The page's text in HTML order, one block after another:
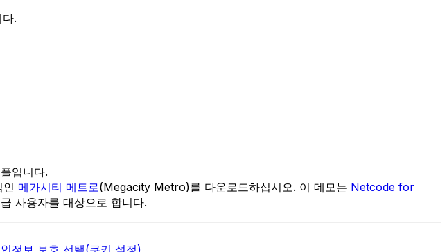
.
입니다.
메가시티 메트로(Megacity Metro)를 다운로드하십시오. 이 데모는 Netcode for
사용자를 대상으로 합니다.